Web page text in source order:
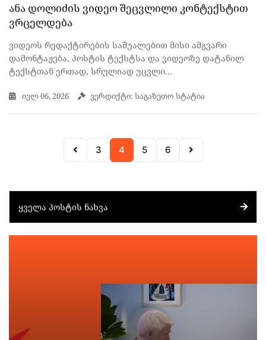
ანა დოლიძის ვიდეო შეცვლილი კონტექსტით
ვრცელდება
ვიდეოს რედაქტირების საშუალებით მისი ამგვარი
დამონტაჟება, პოსტის ტექსტსა და ვიდეოზე დატანილ
ტექსტთან ერთად, სრულიად უცვლი...
ივლ 06, 2026 ვერდიქტი: საგაზეთო სტატია
3 4 5 6
ᲧᲕᲔᲚᲐ ᲞᲝᲡᲢᲘᲡ ᲜᲐᲮᲕᲐ